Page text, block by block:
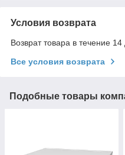
Условия возврата
Возврат товара в течение
Все условия возврата
Подобные товары